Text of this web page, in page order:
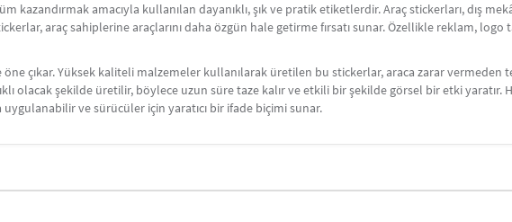
kazandırmak amacıyla kullanılan dayanıklı, şık ve pratik etiketlerdir. Araç stickerları, dış
araç sahiplerine araçlarını daha özgün hale getirme fırsatı sunar. Özellikle reklam, logo
çıkar. Yüksek kaliteli malzemeler kullanılarak üretilen bu stickerlar, araca zarar vermeden
olacak şekilde üretilir, böylece uzun süre taze kalır ve etkili bir şekilde görsel bir etki
ve sürücüler için yaratıcı bir ifade biçimi sunar.